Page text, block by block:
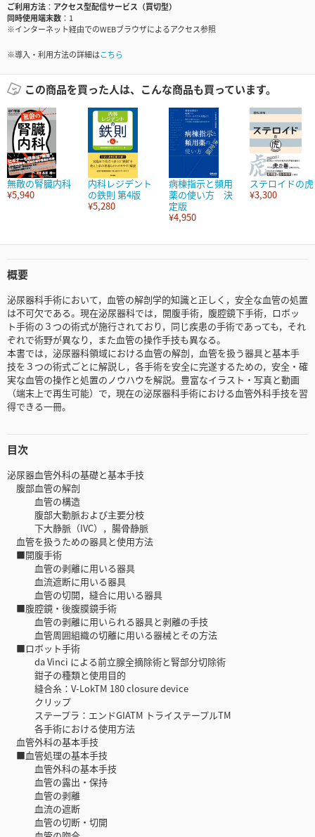
ご利用方法
アクセス型配信サービス（買切型）
同時使用端末数
1
※インターネット経由でのWEBブラウザによるアクセス参照
※導入・利用方法の詳細はこちら
この商品を買った人は、こんな商品も買っています。
無敵の腎臓内科
¥5,940
内科レジデント
の鉄則 第4版
¥5,280
病棟指示と頻用
薬の使い方 決
定版
¥4,950
ステロイドの虎
¥3,300
概要
泌尿器科手術において，血管の解剖学的知識と正しく，安全な血管の処置
は不可欠である。現在泌尿器科では，開腹手術，腹腔鏡下手術，ロボッ
ト手術の３つの術式が施行されており，同じ疾患の手術であっても，それ
ぞれで術野が異なり，また血管の操作手技も異なる。
本書では，泌尿器科領域における血管の解剖，血管を扱う器具と基本手
技を３つの術式ごとに解説し，各手術を安全に完遂するための，安全・確
実な血管の操作と処置のノウハウを解説。豊富なイラスト・写真と動画
（端末上で再生可能）で，現在の泌尿器科手術における血管外科手技を習
得できる一冊。
目次
泌尿器血管外科の基礎と基本手技
腹部血管の解剖
血管の構造
腹部大動脈および主要分枝
下大静脈（IVC），腸骨静脈
血管を扱うための器具と使用方法
■開腹手術
血管の剥離に用いる器具
血流遮断に用いる器具
血管の切開，縫合に用いる器具
■腹腔鏡・後腹膜鏡手術
血管の剥離に用いられる器具と剥離の手技
血管周囲組織の切離に用いる器械とその方法
■ロボット手術
da Vinci による前立腺全摘除術と腎部分切除術
鉗子の種類と使用目的
縫合糸：V-LokTM 180 closure device
クリップ
ステープラ：エンドGIATM トライステープルTM
各手術における使用方法
血管外科の基本手技
■血管処理の基本手技
血管外科の基本手技
血管の露出・保持
血管の剥離
血流の遮断
血管の切断・切開